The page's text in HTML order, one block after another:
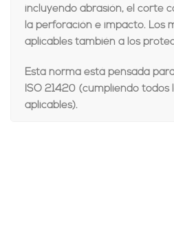
incluyendo abrasión, el corte
la perforación e impacto. Los
aplicables también a los
Esta norma está pensada
ISO 21420 (cumpliendo todos
aplicables).